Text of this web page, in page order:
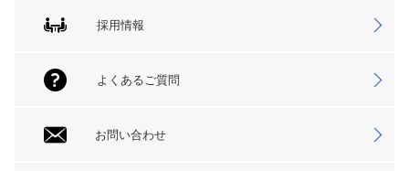
採用情報
よくあるご質問
お問い合わせ